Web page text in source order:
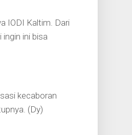
IODI Kaltim. Dari
ini bisa
kecaboran
(Dy)